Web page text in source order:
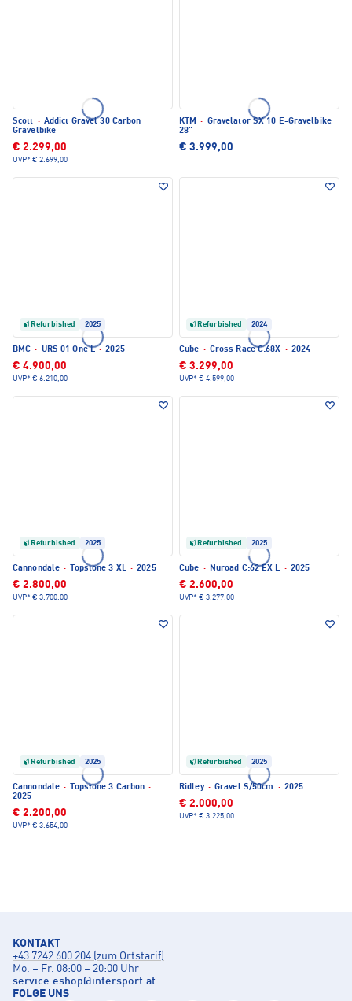
Scott · Addict Gravel 30 Carbon
Gravelbike
€ 2.299,00
UVP* € 2.699,00
KTM · Gravelator SX 10 E-Gravelbike
28"
€ 3.999,00
Refurbished 2025
BMC · URS 01 One L· 2025
€ 4.900,00
UVP* € 6.210,00
Refurbished 2024
Cube · Cross Race C:68X · 2024
€ 3.299,00
UVP* € 4.599,00
Refurbished 2025
Cannondale · Topstone 3 XL · 2025
€ 2.800,00
UVP* € 3.700,00
Refurbished 2025
Cube · Nuroad C:62 EX L · 2025
€ 2.600,00
UVP* € 3.277,00
Refurbished 2025
Cannondale · Topstone 3 Carbon ·
2025
€ 2.200,00
UVP* € 3.654,00
Refurbished 2025
Ridley · Gravel S/50cm · 2025
€ 2.000,00
UVP* € 3.225,00
KONTAKT
+43 7242 600 204 (zum Ortstarif)
Mo. – Fr. 08:00 – 20:00 Uhr
service.eshop@intersport.at
FOLGE UNS